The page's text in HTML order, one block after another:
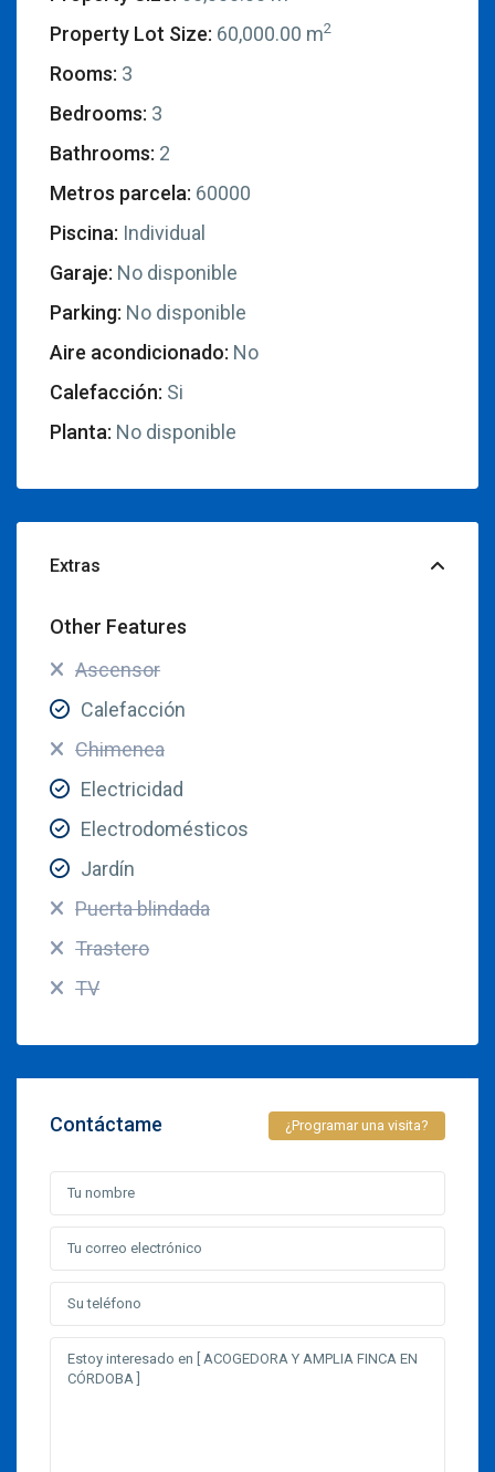
Property Lot Size: 60,000.00 m2
Rooms: 3
Bedrooms: 3
Bathrooms: 2
Metros parcela: 60000
Piscina: Individual
Garaje: No disponible
Parking: No disponible
Aire acondicionado: No
Calefacción: Si
Planta: No disponible
Extras
Other Features
Ascensor
Calefacción
Chimenea
Electricidad
Electrodomésticos
Jardín
Puerta blindada
Trastero
TV
Contáctame ¿Programar una visita?